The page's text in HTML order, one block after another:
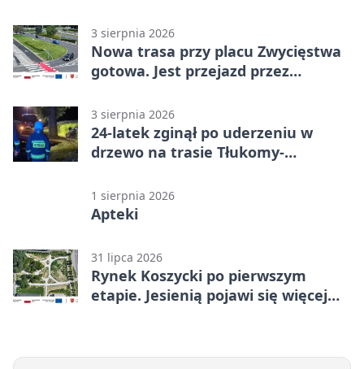
3 sierpnia 2026
Nowa trasa przy placu Zwycięstwa
gotowa. Jest przejazd przez
3 sierpnia 2026
24-latek zginął po uderzeniu w
drzewo na trasie Tłukomy-
1 sierpnia 2026
Apteki
31 lipca 2026
Rynek Koszycki po pierwszym
etapie. Jesienią pojawi się więcej